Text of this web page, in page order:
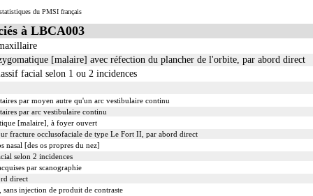
du PMSI français
à LBCA003
[malaire] avec réfection du plancher de l'orbite, par abord direct
facial selon 1 ou 2 incidences
par moyen autre qu'un arc vestibulaire continu
par arc vestibulaire continu
[malaire], à foyer ouvert
fracture occlusofaciale de type Le Fort II, par abord direct
nasal [des os propres du nez]
selon 2 incidences
par scanographie
direct
injection de produit de contraste